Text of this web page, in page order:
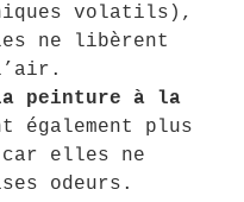
volatils),
ne libèrent
peinture à la
également plus
car elles ne
odeurs.